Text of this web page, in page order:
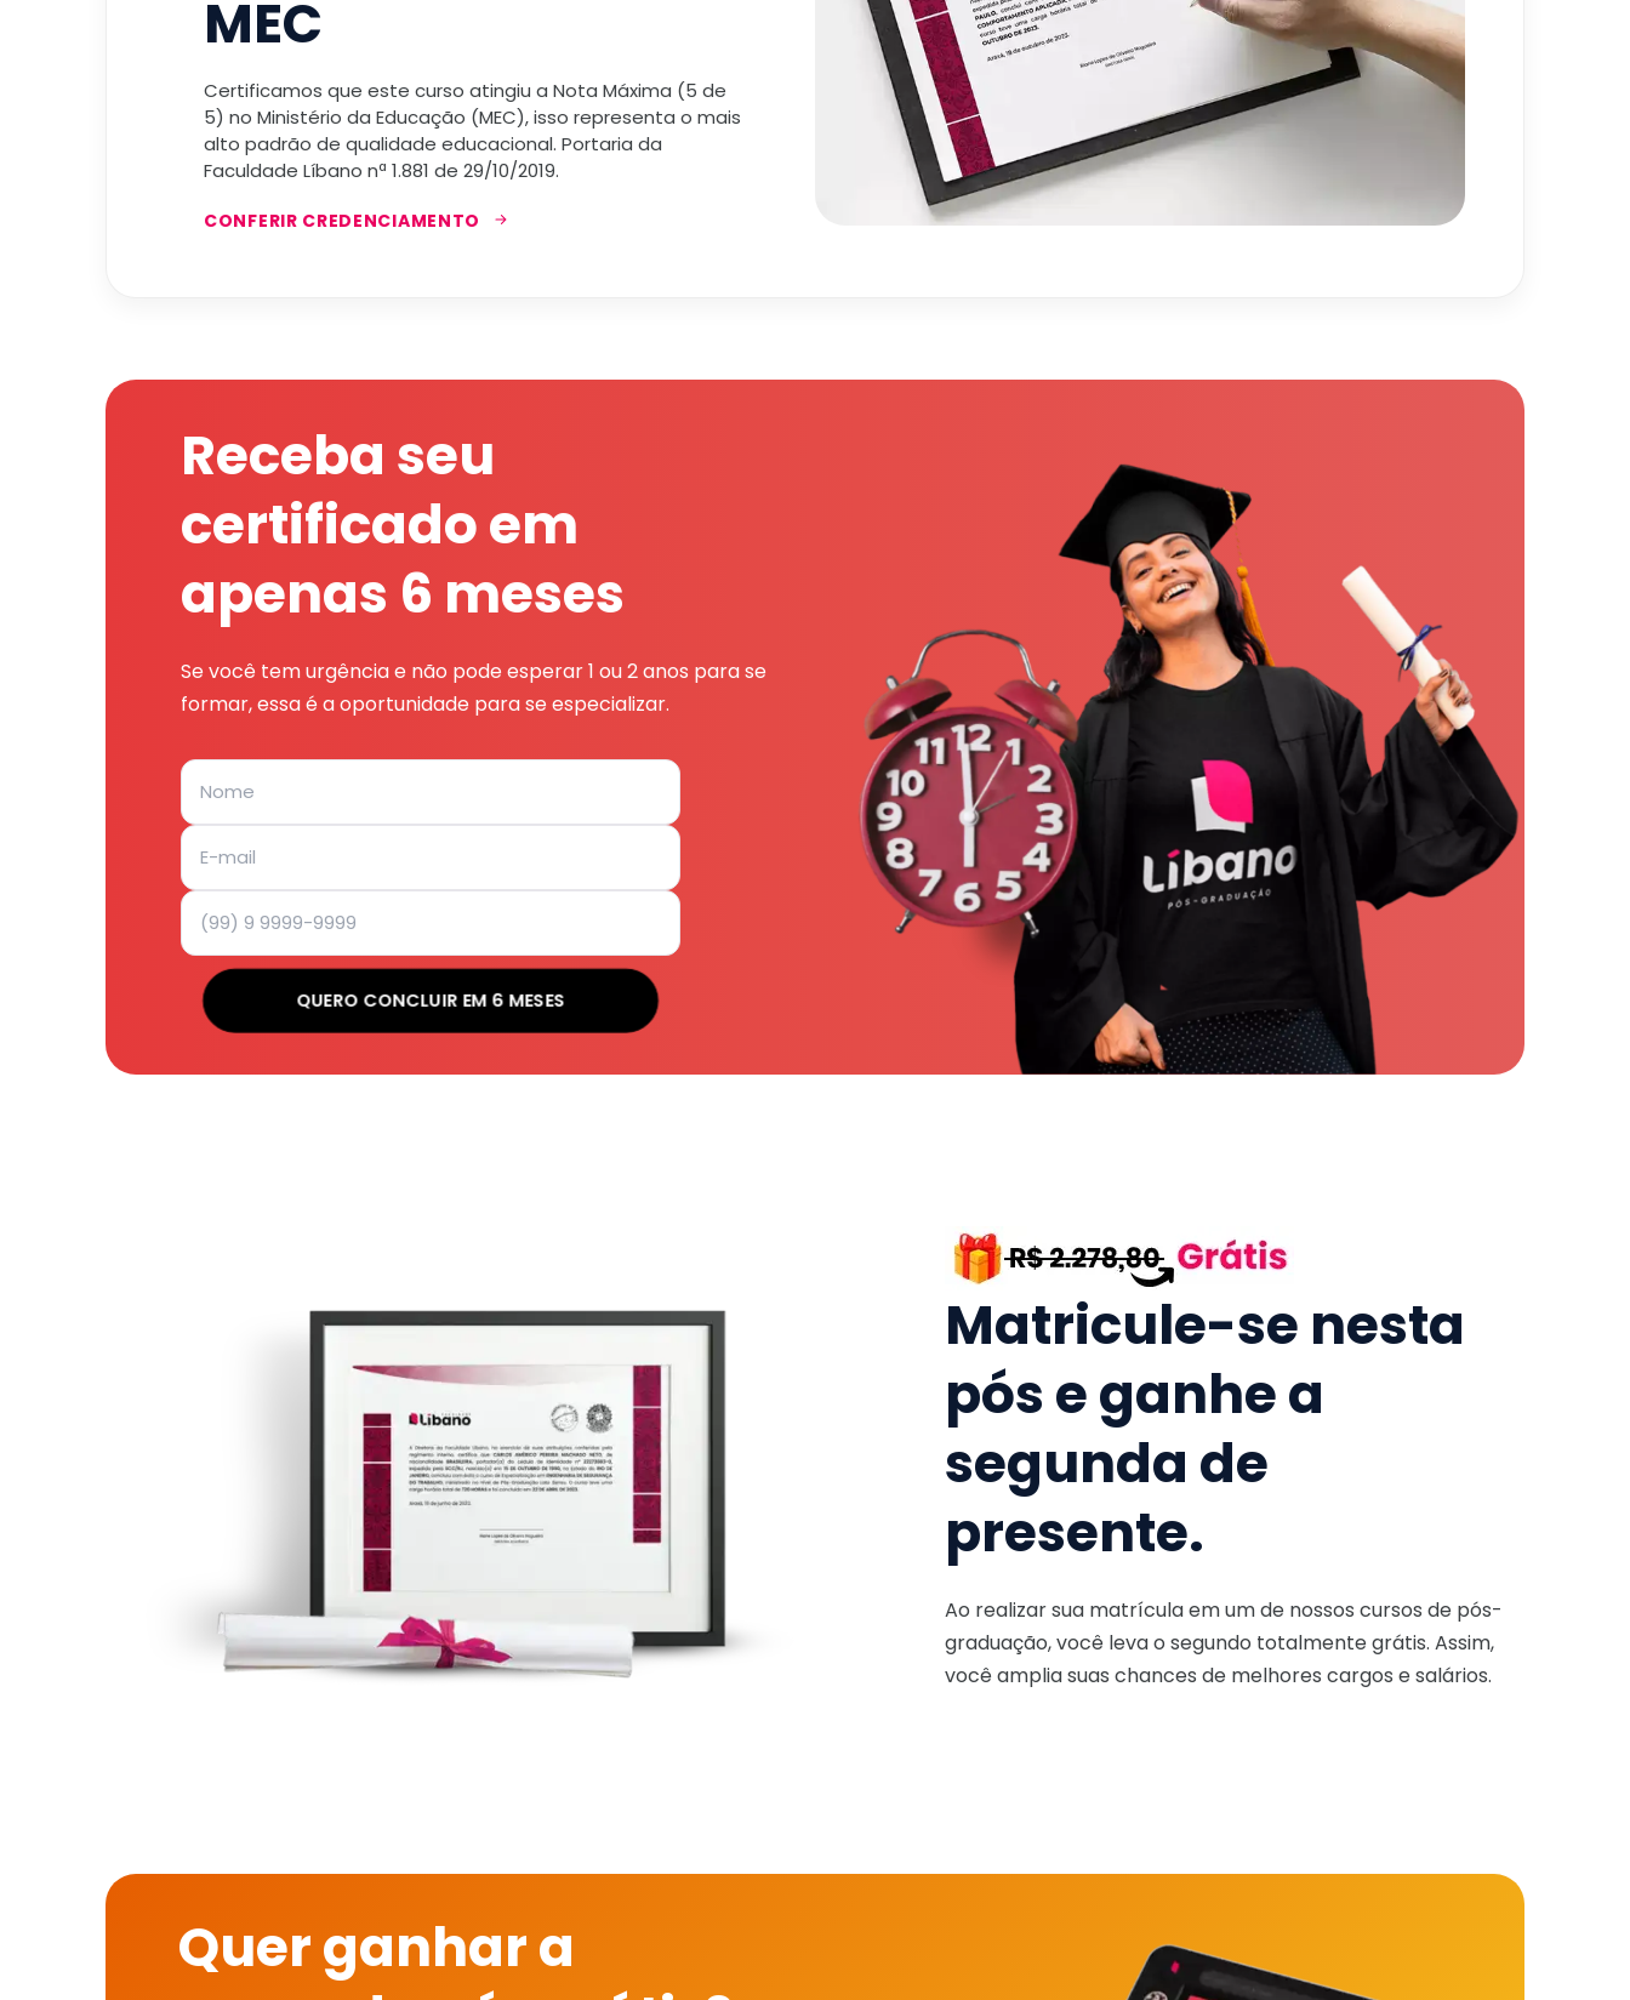
MEC
Certificamos que este curso atingiu a Nota Máxima (5 de
5) no Ministério da Educação (MEC), isso representa o mais
alto padrão de qualidade educacional. Portaria da
Faculdade Líbano nª 1.881 de 29/10/2019.
CONFERIR CREDENCIAMENTO
Receba seu
certificado em
apenas 6 meses
Se você tem urgência e não pode esperar 1 ou 2 anos para se
formar, essa é a oportunidade para se especializar.
QUERO CONCLUIR EM 6 MESES
Matricule-se nesta
pós e ganhe a
segunda de
presente.
Ao realizar sua matrícula em um de nossos cursos de pós-
graduação, você leva o segundo totalmente grátis. Assim,
você amplia suas chances de melhores cargos e salários.
Quer ganhar a